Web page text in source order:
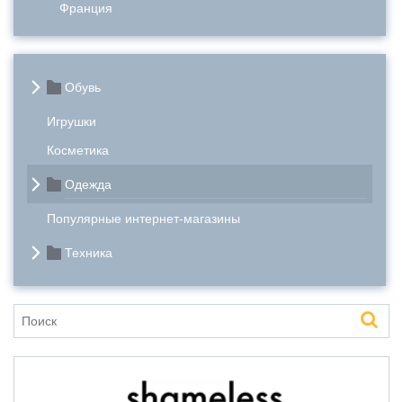
Франция
Обувь
Игрушки
Косметика
Одежда
Популярные интернет-магазины
Техника